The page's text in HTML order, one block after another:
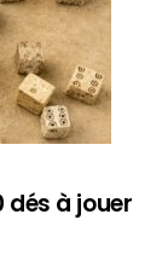
dés à jouer